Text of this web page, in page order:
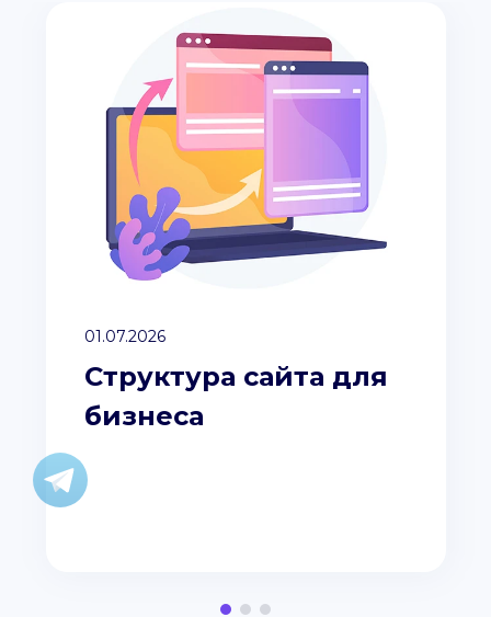
01.07.2026
Структура сайта для
бизнеса